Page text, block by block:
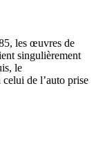
les œuvres de
singulièrement
le
celui de l’auto prise